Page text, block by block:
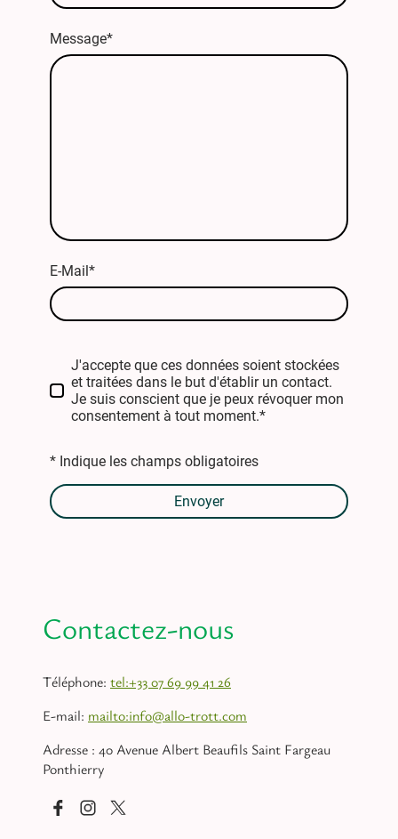
Message*
E-Mail *
J'accepte que ces données soient stockées
et traitées dans le but d'établir un contact.
Je suis conscient que je peux révoquer mon
consentement à tout moment.*
* Indique les champs obligatoires
Envoyer
Contactez-nous
Téléphone: tel:+33 07 69 99 41 26
E-mail: mailto:info@allo-trott.com
Adresse : 40 Avenue Albert Beaufils Saint Fargeau
Ponthierry